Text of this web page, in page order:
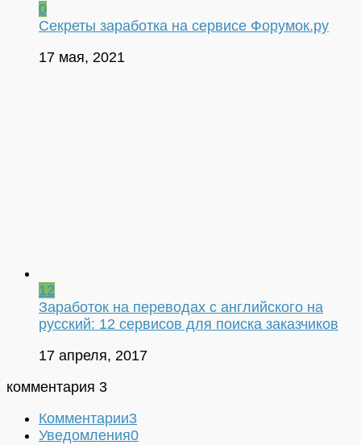
0
Секреты заработка на сервисе Форумок.ру
17 мая, 2021
12
Заработок на переводах с английского на
русский: 12 сервисов для поиска заказчиков
17 апреля, 2017
комментария 3
Комментарии3
Уведомления0